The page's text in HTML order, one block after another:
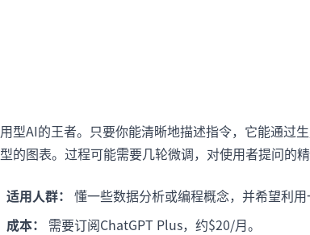
型AI的王者。只要你能清晰地描述指令，它能通
的图表。过程可能需要几轮微调，对使用者提问的精
适用人群： 懂一些数据分析或编程概念，并希望利
成本：
需要订阅ChatGPT Plus，约$20/月。